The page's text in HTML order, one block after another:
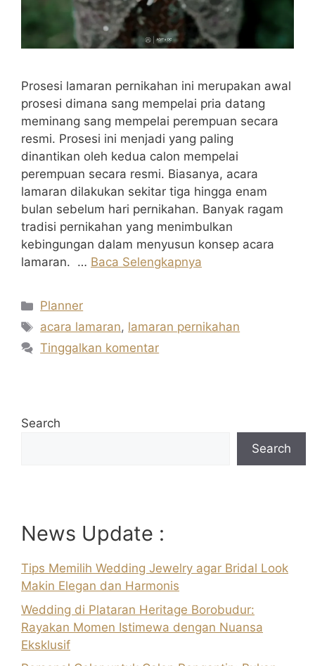
Prosesi lamaran pernikahan ini merupakan awal
prosesi dimana sang mempelai pria datang
meminang sang mempelai perempuan secara
resmi. Prosesi ini menjadi yang paling
dinantikan oleh kedua calon mempelai
perempuan secara resmi. Biasanya, acara
lamaran dilakukan sekitar tiga hingga enam
bulan sebelum hari pernikahan. Banyak ragam
tradisi pernikahan yang menimbulkan
kebingungan dalam menyusun konsep acara
lamaran. … Baca Selengkapnya
Kategori
Planner
Tag
acara lamaran, lamaran pernikahan
Tinggalkan komentar
Search
Search
News Update :
Tips Memilih Wedding Jewelry agar Bridal Look
Makin Elegan dan Harmonis
Wedding di Plataran Heritage Borobudur:
Rayakan Momen Istimewa dengan Nuansa
Eksklusif